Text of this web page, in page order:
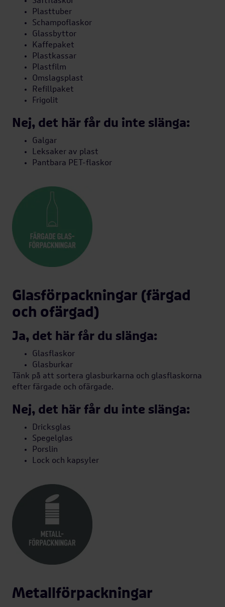
Plasttuber
Schampoflaskor
Glassbyttor
Kaffepaket
Plastkassar
Plastfilm
Omslagsplast
Refillpaket
Frigolit
Nej, det här får du inte slänga:
Galgar
Leksaker av plast
Pantbara PET-flaskor
Glasförpackningar (färgad
och ofärgad)
Ja, det här får du slänga:
Glasflaskor
Glasburkar
Tänk på att sortera glasburkarna och glasflaskorna
efter färgade och ofärgade.
Nej, det här får du inte slänga:
Dricksglas
Spegelglas
Porslin
Lock och kapsyler
Metallförpackningar